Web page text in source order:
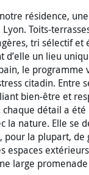
résidence,
Toits-
tri sélectif et
d’elle un lieu
le programme
citadin. Entre
bien-être et
chaque détail a
la nature. Elle se
pour la plupart, de
espaces
large